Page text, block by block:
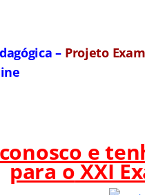
– Projeto
e
para oXXI